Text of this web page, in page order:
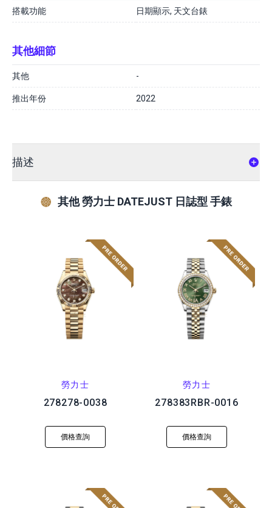
搭載功能 日期顯示, 天文台錶
其他細節
其他 -
推出年份 2022
描述
其他 勞力士 DATEJUST 日誌型 手錶
勞力士
278278-0038
價格查詢
勞力士
278383RBR-0016
價格查詢